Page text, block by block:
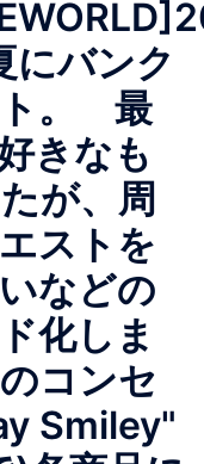
にバンク
ト。 最
きなも
が、周
ストを
などの
化しま
コンセ
Smiley"